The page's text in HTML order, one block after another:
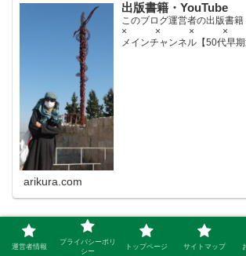
出版書籍・YouTube
このブログ運営者の出版書籍
× × × × ×
メインチャンネル【50代早
arikura.com
旅行-放浪-車中泊-アウトドア
運営者情報
プライバシーポリ
シー
トップページ サイトマップ